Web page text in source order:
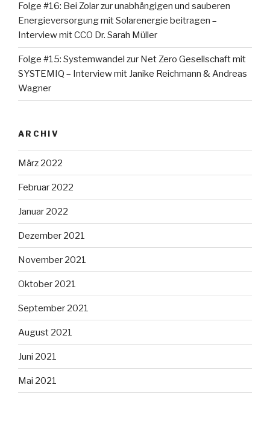
Folge #16: Bei Zolar zur unabhängigen und sauberen
Energieversorgung mit Solarenergie beitragen –
Interview mit CCO Dr. Sarah Müller
Folge #15: Systemwandel zur Net Zero Gesellschaft mit
SYSTEMIQ – Interview mit Janike Reichmann & Andreas
Wagner
ARCHIV
März 2022
Februar 2022
Januar 2022
Dezember 2021
November 2021
Oktober 2021
September 2021
August 2021
Juni 2021
Mai 2021